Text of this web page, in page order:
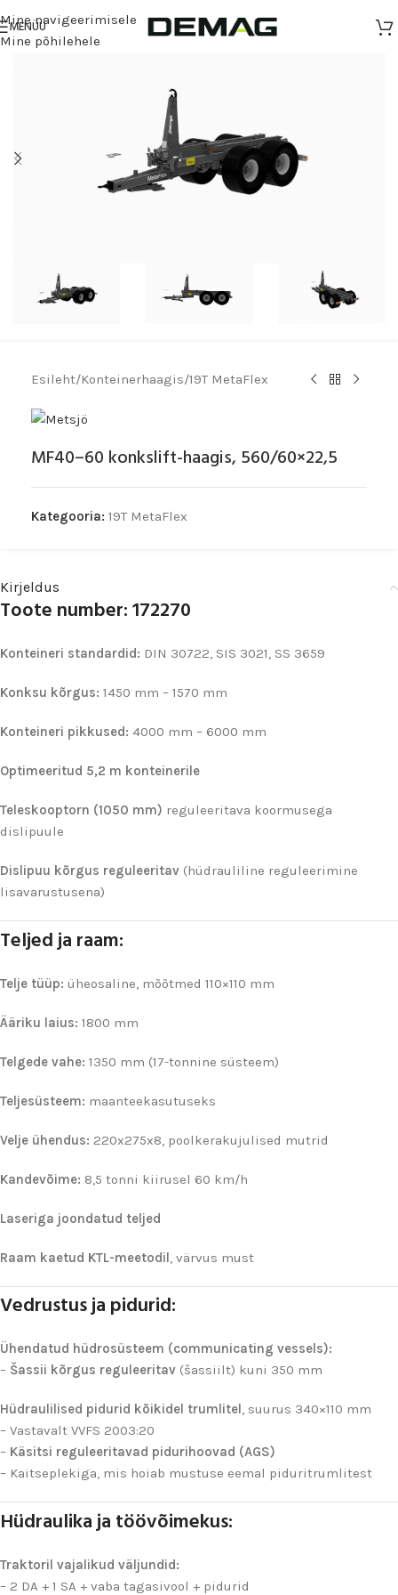
Mine navigeerimisele
Mine põhilehele
MENÜÜ
Esileht/Konteinerhaagis/19T MetaFlex
MF40–60 konkslift-haagis, 560/60×22,5
Kategooria: 19T MetaFlex
Kirjeldus
Toote number: 172270
Konteineri standardid: DIN 30722, SIS 3021, SS 3659
Konksu kõrgus: 1450 mm – 1570 mm
Konteineri pikkused: 4000 mm – 6000 mm
Optimeeritud 5,2 m konteinerile
Teleskooptorn (1050 mm) reguleeritava koormusega
dislipuule
Dislipuu kõrgus reguleeritav (hüdrauliline reguleerimine
lisavarustusena)
Teljed ja raam:
Telje tüüp: üheosaline, mõõtmed 110×110 mm
Ääriku laius: 1800 mm
Telgede vahe: 1350 mm (17-tonnine süsteem)
Teljesüsteem: maanteekasutuseks
Velje ühendus: 220x275x8, poolkerakujulised mutrid
Kandevõime: 8,5 tonni kiirusel 60 km/h
Laseriga joondatud teljed
Raam kaetud KTL-meetodil, värvus must
Vedrustus ja pidurid:
Ühendatud hüdrosüsteem (communicating vessels):
– Šassii kõrgus reguleeritav (šassiilt) kuni 350 mm
Hüdraulilised pidurid kõikidel trumlitel , suurus 340×110 mm
– Vastavalt VVFS 2003:20
– Käsitsi reguleeritavad pidurihoovad (AGS)
– Kaitseplekiga, mis hoiab mustuse eemal piduritrumlitest
Hüdraulika ja töövõimekus:
Traktoril vajalikud väljundid:
– 2 DA + 1 SA + vaba tagasivool + pidurid